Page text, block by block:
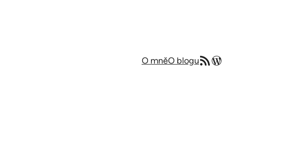
O mněO bloguRSS zdrojMůj blog v angličtině